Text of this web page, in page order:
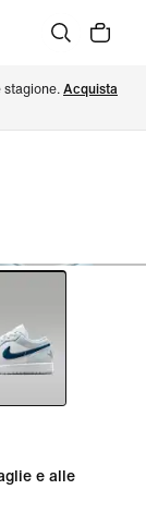
stagione. Acquista
e alle